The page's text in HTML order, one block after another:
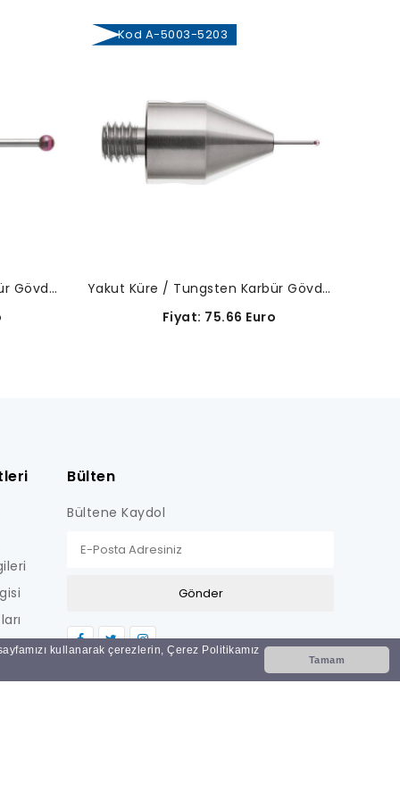
kullanarak çerezlerin, Çerez Politikamız
Tamam
Yakut Küre / Tungsten Karbür Gövde-A-5003-5205
Kod A-5003-5203
Yakut Küre / Tungsten Karbür Gövde-A-5003-5203
Fiyat: 75.66 Euro
Bülten
Bültene Kaydol